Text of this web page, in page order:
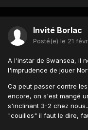
Invité Borlac
Posté(e) le 21
A l'instar de Swansea, il
l'imprudence de jouer
Ca peut passer contre
encore, on s'est mangé
s'inclinant 3-2 chez
"couilles" il faut le dire,